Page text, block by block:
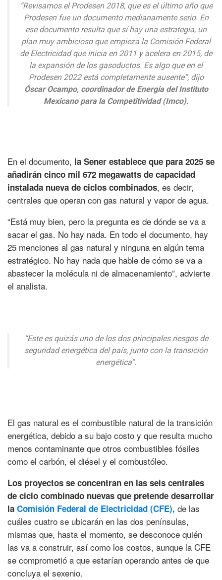
“Revisamos el Prodesen 2018, que es el último año que
Prodesen fue un documento medianamente serio. En
ese documento resulta que sí hay una estrategia, un
plan muy ambicioso que empieza la Comisión Federal
de Electricidad que inicia en 2011 y acelera en 2015, de
la expansión de los gasoductos. Es algo que en el
Prodesen 2022 está completamente ausente”, dijo
Óscar Ocampo, coordinador de Energía del Instituto
Mexicano para la Competitividad (Imco).
En el documento, la Sener establece que para 2025 se
añadirán cinco mil 672 megawatts de capacidad
instalada nueva de ciclos combinados, es decir,
centrales que operan con gas natural y vapor de agua.
“Está muy bien, pero la pregunta es de dónde se va a
sacar el gas. No hay nada. En todo el documento, hay
25 menciones al gas natural y ninguna en algún tema
estratégico. No hay nada que hable de cómo se va a
abastecer la molécula ni de almacenamiento”, advierte
el analista.
“Este es quizás uno de los dos principales riesgos de
seguridad energética del país, junto con la transición
energética”.
El gas natural es el combustible natural de la transición
energética, debido a su bajo costo y que resulta mucho
menos contaminante que otros combustibles fósiles
como el carbón, el diésel y el combustóleo.
Los proyectos se concentran en las seis centrales
de ciclo combinado nuevas que pretende desarrollar
la Comisión Federal de Electricidad (CFE), de las
cuáles cuatro se ubicarán en las dos penínsulas,
mismas que, hasta el momento, se desconoce quién
las va a construir, así como los costos, aunque la CFE
se comprometió a que estarían operando antes de que
concluya el sexenio.